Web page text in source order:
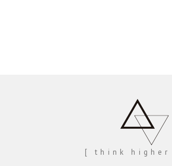
[ think higher